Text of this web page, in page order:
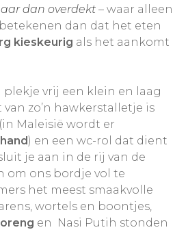
dan overdekt – waar alleen
dan dat het eten
kieskeurig als het aankomt
vrij een klein en laag
zo’n hawkerstalletje is
Maleisië wordt er
) en een wc-rol dat dient
je aan in de rij van de
om ons bordje vol te
het meest smaakvolle
wortels en boontjes,
en Nasi Putih stonden